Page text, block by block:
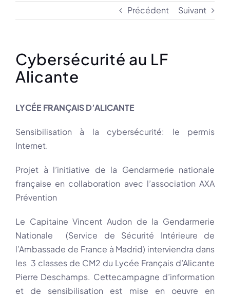
Précédent Suivant
Cybersécurité au LF
Alicante
LYCÉE FRANÇAIS D’ALICANTE
Sensibilisation à la cybersécurité: le permis
Internet.
Projet à l’initiative de la Gendarmerie nationale
française en collaboration avec l’association AXA
Prévention
Le Capitaine Vincent Audon de la Gendarmerie
Nationale (Service de Sécurité Intérieure de
l’Ambassade de France à Madrid) interviendra dans
les 3 classes de CM2 du Lycée Français d’Alicante
Pierre Deschamps. Cettecampagne d’information
et de sensibilisation est mise en oeuvre en